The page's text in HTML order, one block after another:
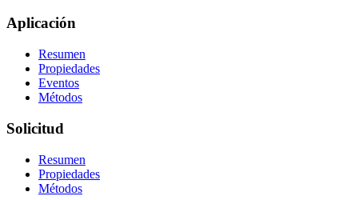
Aplicación
Resumen
Propiedades
Eventos
Métodos
Solicitud
Resumen
Propiedades
Métodos